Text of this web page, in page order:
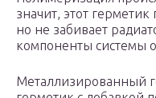
значит, этот герметик
но не забивает
компоненты системы
Металлизированный